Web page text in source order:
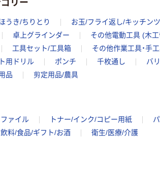
うき/ちりとり お玉/フライ返し/キッチン
卓上グラインダー その他電動工具 (木工
工具セット/工具箱 その他作業工具・手
用ドリル ポンチ 千枚通し バ
品 剪定用品/農具
ファイル トナー/インク/コピー用紙
飲料/食品/ギフト/お酒 衛生/医療/介護